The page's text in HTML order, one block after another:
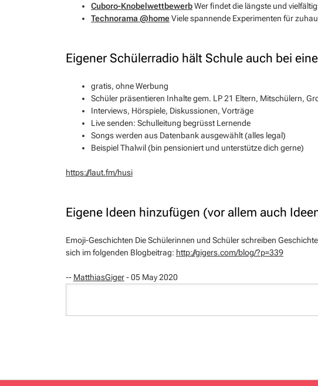
Cuboro-KnobelwettbewerbWer findet die längste und
Technorama @homeViele spannende Experimenten für
Eigener Schülerradio hält Schule auch bei
gratis, ohne Werbung
Schüler präsentieren Inhalte gem. LP 21 Eltern, Mitschülern,
Interviews, Hörspiele, Diskussionen, Vorträge
Live senden: Schulleitung begrüsst Lernende
Songs werden aus Datenbank ausgewählt (alles legal)
Beispiel Thalwil (bin pensioniert und unterstütze dich gerne)
https://laut.fm/husi
Eigene Ideen hinzufügen (vor allem auch
Emoji-Geschichten Die Schülerinnen und Schüler schreiben
sich im folgenden Blogbeitrag: http://gigers.com/blog/?p=339
-- MatthiasGiger- 05 May 2020